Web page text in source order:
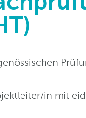
in mit